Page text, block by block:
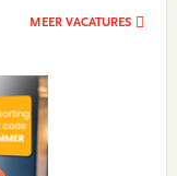
MEER VACATURES